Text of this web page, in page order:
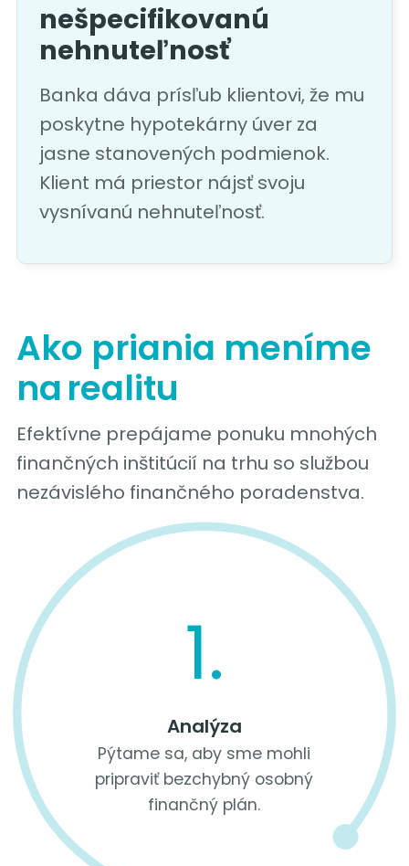
nešpecifikovanú
nehnuteľnosť
Banka dáva prísľub klientovi, že mu
poskytne hypotekárny úver za
jasne stanovených podmienok.
Klient má priestor nájsť svoju
vysnívanú nehnuteľnosť.
Ako priania meníme
na realitu
Efektívne prepájame ponuku mnohých
finančných inštitúcií na trhu so službou
nezávislého finančného poradenstva.
1.
Analýza
Pýtame sa, aby sme mohli
pripraviť bezchybný osobný
finančný plán.